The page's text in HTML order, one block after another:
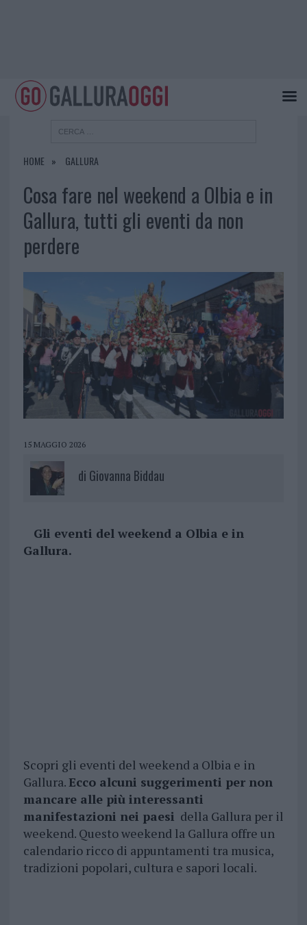
HOME GALLURA
Cosa fare nel weekend a Olbia e in
Gallura, tutti gli eventi da non
perdere
15 MAGGIO 2026
di Giovanna Biddau
Gli eventi del weekend a Olbia e in
Gallura.
Scopri gli eventi del weekend a Olbia e in
Gallura.Ecco alcuni suggerimenti per non
mancare alle più interessanti
manifestazioni nei paesi della Gallura per il
weekend. Questo weekend la Gallura offre un
calendario ricco di appuntamenti tra musica,
tradizioni popolari, cultura e sapori locali.